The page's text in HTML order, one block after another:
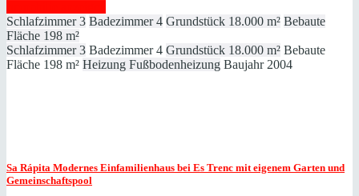
Schlafzimmer 3 Badezimmer 4 Grundstück 18.000 m² Bebaute
Fläche 198 m²
Schlafzimmer 3 Badezimmer 4 Grundstück 18.000 m² Bebaute
Fläche 198 m² Heizung Fußbodenheizung Baujahr 2004
Sa Rápita Modernes Einfamilienhaus bei Es Trenc mit eigenem Garten und
Gemeinschaftspool